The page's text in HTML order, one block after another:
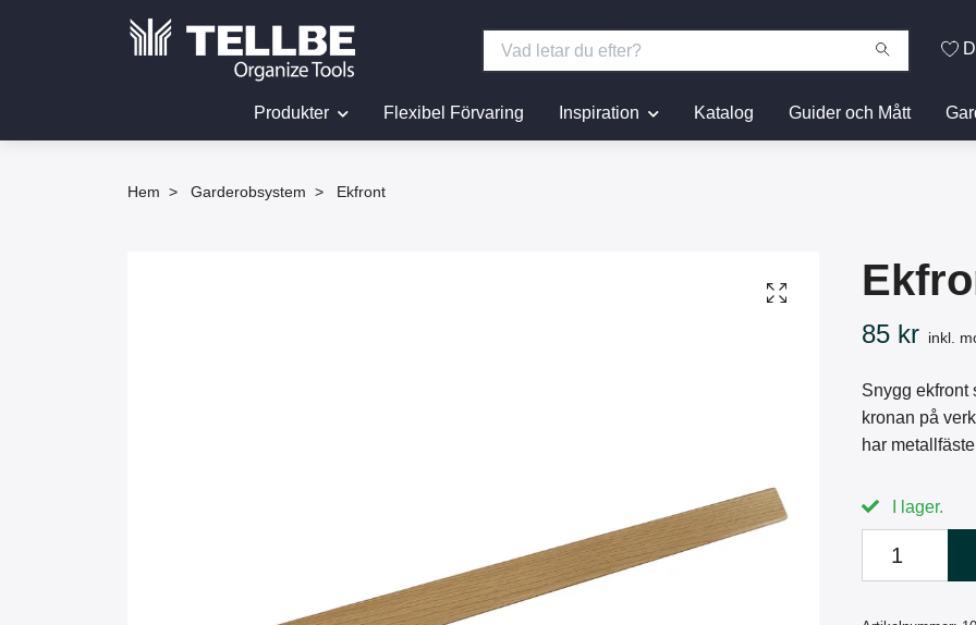
Produkter Flexibel Förvaring Inspiration Katalog Guider och Mått
Hem Garderobsystem Ekfront
85 kr inkl.
Snygg ekfront
kronan på
har
I lager.